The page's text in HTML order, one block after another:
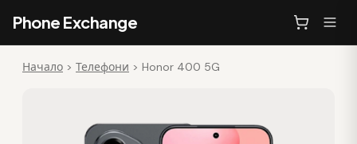
Phone Exchange
Начало > Телефони > Honor 400 5G